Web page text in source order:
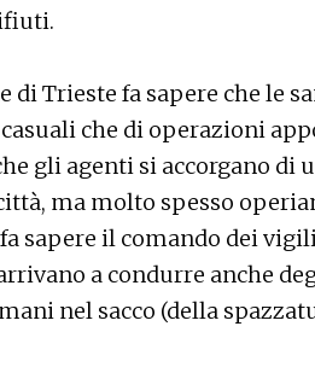
di Trieste fa sapere che le
che di operazioni
gli agenti si accorgano di
ma molto spesso
sapere il comando dei
a condurre anche
nel sacco (della